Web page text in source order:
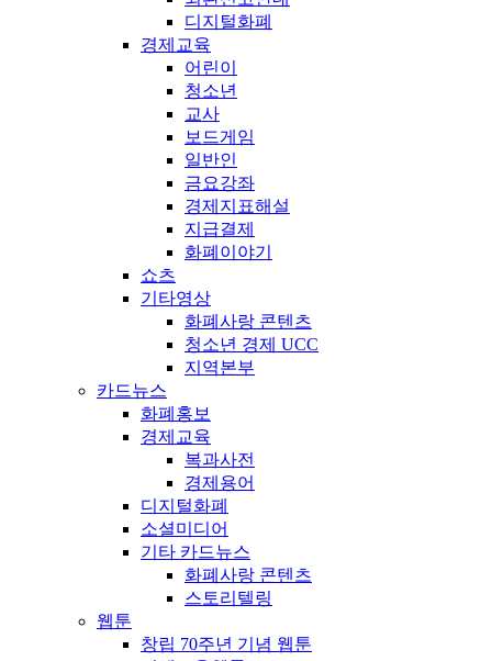
디지털화폐
경제교육
어린이
청소년
교사
보드게임
일반인
금요강좌
경제지표해설
지급결제
화폐이야기
쇼츠
기타영상
화폐사랑 콘텐츠
청소년 경제 UCC
지역본부
카드뉴스
화폐홍보
경제교육
복과사전
경제용어
디지털화폐
소셜미디어
기타 카드뉴스
화폐사랑 콘텐츠
스토리텔링
웹툰
창립 70주년 기념 웹툰